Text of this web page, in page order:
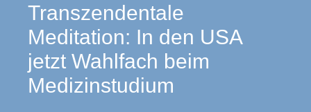
Transzendentale
Meditation: In den USA
jetzt Wahlfach beim
Medizinstudium